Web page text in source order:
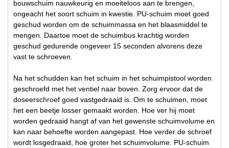
bouwschuim nauwkeurig en moeiteloos aan te brengen,
ongeacht het soort schuim in kwestie. PU-schuim moet goed
geschud worden om de schuimmassa en het blaasmiddel te
mengen. Daartoe moet de schuimbus krachtig worden
geschud gedurende ongeveer 15 seconden alvorens deze
vast te schroeven.
Na het schudden kan het schuim in het schuimpistool worden
geschroefd met het ventiel naar boven. Zorg ervoor dat de
doseerschroef goed vastgedraaid is. Om te schuimen, moet
het een beetje losser gemaakt worden. Hoe ver hij moet
worden gedraaid hangt af van het gewenste schuimvolume en
kan naar behoefte worden aangepast. Hoe verder de schroef
wordt losgedraaid, hoe groter het schuimvolume. PU-schuim